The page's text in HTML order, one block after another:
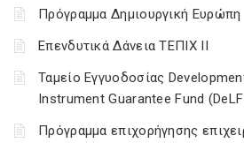
Πρόγραμμα Δημιουργική Ευρώπη
Επενδυτικά Δάνεια ΤΕΠΙΧ ΙΙ
Ταμείο Εγγυοδοσίας
Instrument Guarantee Fund
Πρόγραμμα επιχορήγησης